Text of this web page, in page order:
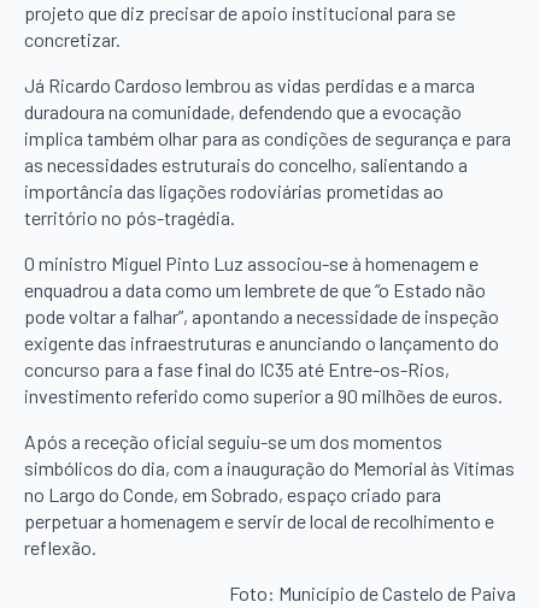
projeto que diz precisar de apoio institucional para se
concretizar.
Já Ricardo Cardoso lembrou as vidas perdidas e a marca
duradoura na comunidade, defendendo que a evocação
implica também olhar para as condições de segurança e para
as necessidades estruturais do concelho, salientando a
importância das ligações rodoviárias prometidas ao
território no pós-tragédia.
O ministro Miguel Pinto Luz associou-se à homenagem e
enquadrou a data como um lembrete de que “o Estado não
pode voltar a falhar”, apontando a necessidade de inspeção
exigente das infraestruturas e anunciando o lançamento do
concurso para a fase final do IC35 até Entre-os-Rios,
investimento referido como superior a 90 milhões de euros.
Após a receção oficial seguiu-se um dos momentos
simbólicos do dia, com a inauguração do Memorial às Vítimas
no Largo do Conde, em Sobrado, espaço criado para
perpetuar a homenagem e servir de local de recolhimento e
reflexão.
Foto: Município de Castelo de Paiva